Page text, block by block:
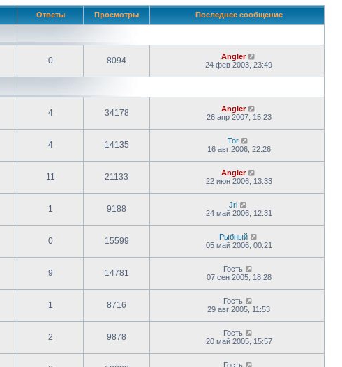
Ответы Просмотры Последнее сообщение
0 8094
Angler
24 фев 2003, 23:49
4 34178
Angler
26 апр 2007, 15:23
4 14135
Tor
16 авг 2006, 22:26
11 21133
Angler
22 июн 2006, 13:33
1 9188
Jri
24 май 2006, 12:31
0 15599
Рыбный
05 май 2006, 00:21
9 14781
Гость
07 сен 2005, 18:28
1 8716
Гость
29 авг 2005, 11:53
2 9878
Гость
20 май 2005, 15:57
Гость